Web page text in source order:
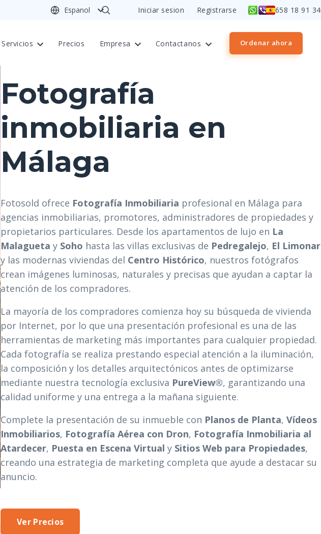
Espanol Iniciar sesion Registrarse 658 18 91 34
Ordenar ahora
Servicios Precios Empresa Contactanos
Fotografía
inmobiliaria en
Málaga
Fotosold ofrece Fotografía Inmobiliaria profesional en Málaga para
agencias inmobiliarias, promotores, administradores de propiedades y
propietarios particulares. Desde los apartamentos de lujo en La
Malagueta y Soho hasta las villas exclusivas de Pedregalejo, El Limonar
y las modernas viviendas del Centro Histórico, nuestros fotógrafos
crean imágenes luminosas, naturales y precisas que ayudan a captar la
atención de los compradores.
La mayoría de los compradores comienza hoy su búsqueda de vivienda
por Internet, por lo que una presentación profesional es una de las
herramientas de marketing más importantes para cualquier propiedad.
Cada fotografía se realiza prestando especial atención a la iluminación,
la composición y los detalles arquitectónicos antes de optimizarse
mediante nuestra tecnología exclusiva PureView®, garantizando una
calidad uniforme y una entrega a la mañana siguiente.
Complete la presentación de su inmueble con Planos de Planta, Vídeos
Inmobiliarios, Fotografía Aérea con Dron, Fotografía Inmobiliaria al
Atardecer, Puesta en Escena Virtual y Sitios Web para Propiedades,
creando una estrategia de marketing completa que ayude a destacar su
anuncio.
Ver Precios